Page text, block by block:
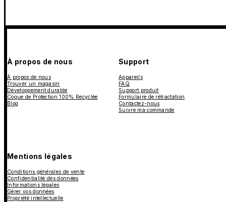
À propos de nous
À propos de nous
Trouver un magasin
Développement durable
Coque de Protection 100% Recyclée
Blog
Support
Appareils
FAQ
Support produit
Formulaire de rétractation
Contactez-nous
Suivre ma commande
Mentions légales
Conditions générales de vente
Confidentialité des données
Informations légales
Gérer vos données
Propriété intellectuelle